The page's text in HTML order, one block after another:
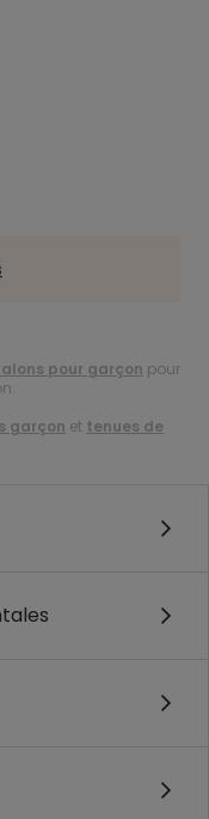
pour garçon pour
garçon et tenues de